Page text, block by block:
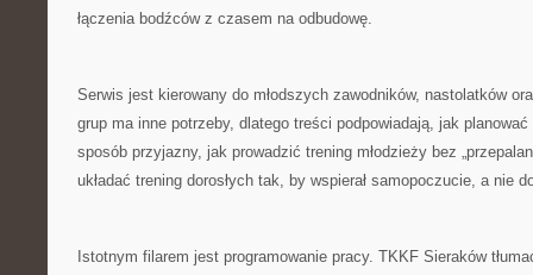
łączenia bodźców z czasem na odbudowę.
Serwis jest kierowany do młodszych zawodników, nastolatków
grup ma inne potrzeby, dlatego treści podpowiadają, jak
sposób przyjazny, jak prowadzić trening młodzieży bez
układać trening dorosłych tak, by wspierał samopoczucie, a nie
Istotnym filarem jest programowanie pracy. TKKF Sieraków